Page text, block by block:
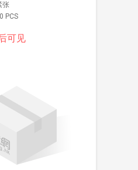
张
PCS
可见